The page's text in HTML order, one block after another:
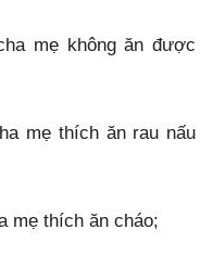
mẹ không ăn được
mẹ thích ăn rau nấu
mẹ thích ăn cháo;